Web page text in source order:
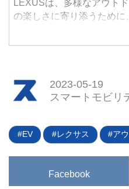
LEXUSは、多様なアウト
の楽しさに寄り添うため
2023-05-19
スマートモビリ
EV レクサス ア
Facebook